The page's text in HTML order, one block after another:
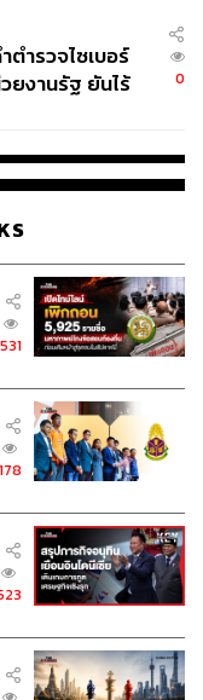
ตำรวจไซเบอร์
ยงานรัฐ ยันไร้
0
531
178